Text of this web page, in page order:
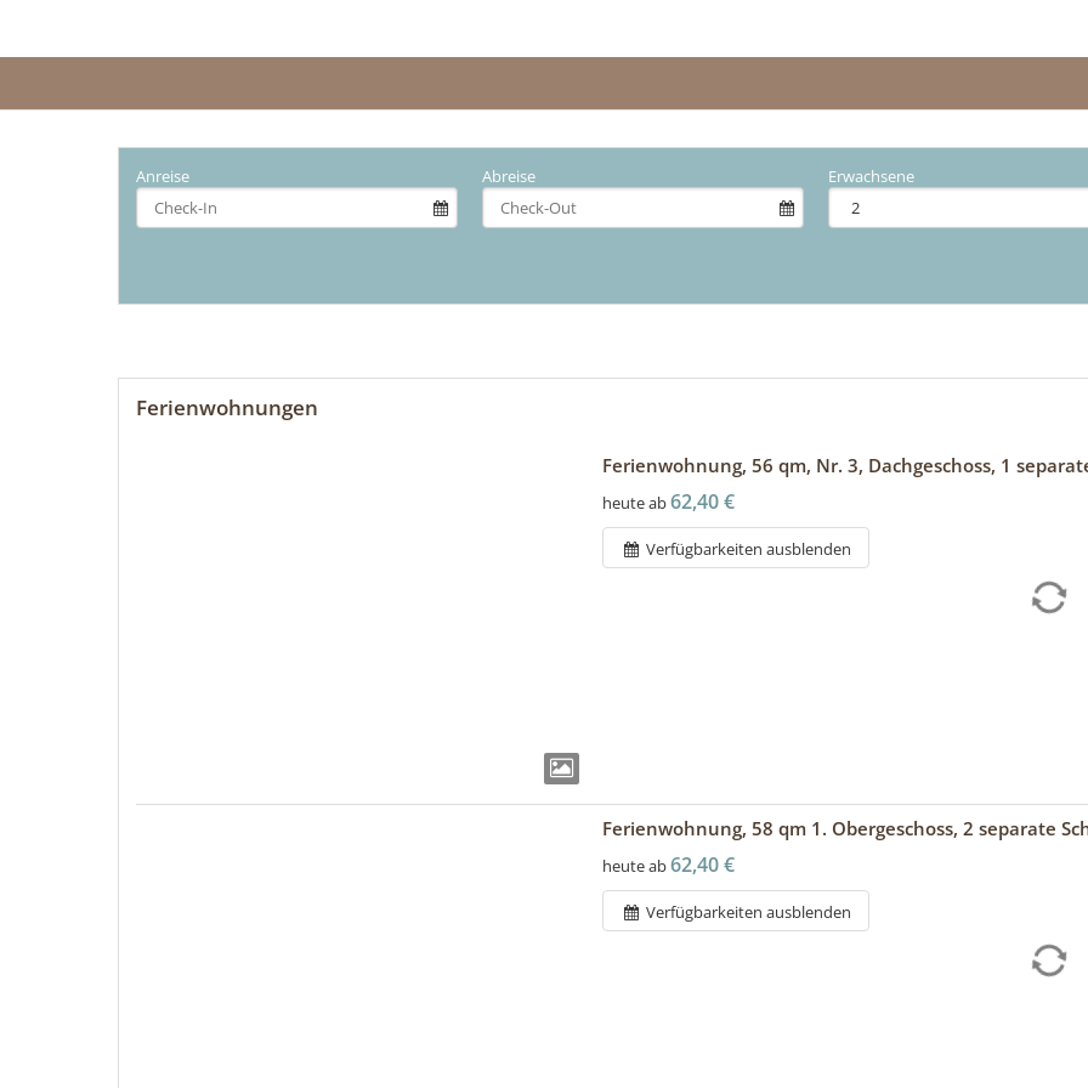
Anreise Abreise Erwachsene
Ferienwohnungen
Ferienwohnung, 56 qm, Nr. 3, Dachgeschoss, 1
heute ab62,40 €
Verfügbarkeiten ausblenden
Ferienwohnung, 58 qm 1. Obergeschoss, 2 separate
heute ab62,40 €
Verfügbarkeiten ausblenden